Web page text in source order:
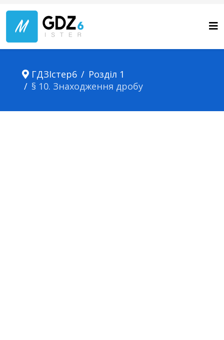
ГДЗІстер6
Розділ 1
§ 10. Знаходження дробу